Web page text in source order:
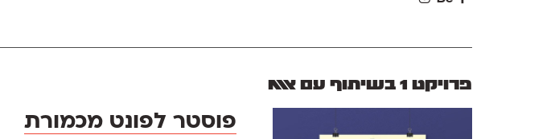
פרויקט 1 בשיתוף עם אאא
פוסטר לפונט מכמורת